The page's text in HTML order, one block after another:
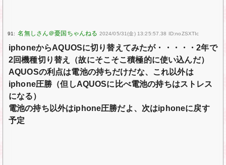
91: 2024/05/31(金) 13:25:57.38 ID:noZSXTIc
iphoneからAQUOSに切り替えてみたが・・・・・2年で
2回機種切り替え（故にそこそこ積極的に使い込んだ）
AQUOSの利点は電池の持ちだけだな、これ以外は
iphone圧勝（但しAQUOSに比べ電池の持ちはストレス
になる）
電池の持ち以外はiphone圧勝だよ、次はiphoneに戻す
予定